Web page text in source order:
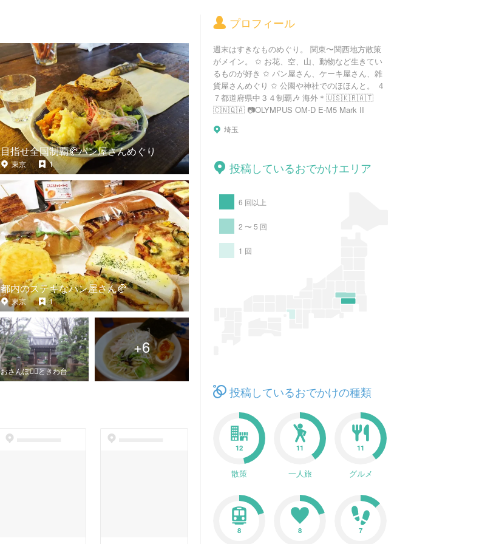
プロフィール
週末はすきなものめぐり。 関東〜関西地方散策
がメイン。 ✩ お花、空、山、動物など生きてい
るものが好き ✩ パン屋さん、ケーキ屋さん、雑
貨屋さんめぐり ✩ 公園や神社でのほほんと。 ４
７都道府県中３４制覇🎶 海外＊🇺🇸🇰🇷🇦🇹
🇨🇳🇶🇦 📷OLYMPUS OM-D E-M5 Mark II
埼玉
投稿しているおでかけエリア
6 回以上
2 〜 5 回
1 回
投稿しているおでかけの種類
12
散策
11
一人旅
11
グルメ
8 8 7
目指せ全国制覇🥐パン屋さんめぐり
東京 1
都内のステキなパン屋さん🥐
東京 1
おさんぽ🚶‍♀️ときわ台
+6